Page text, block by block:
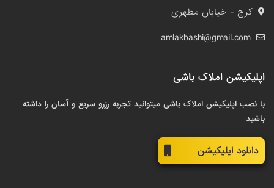
کرج - خیابان مطهری
amlakbashi@gmail.com
اپلیکیشن املاک باشی
با نصب اپلیکیشن املاک باشی میتوانید تجربه رزرو سریع و آسان را داشته
باشید
دانلود اپلیکیشن